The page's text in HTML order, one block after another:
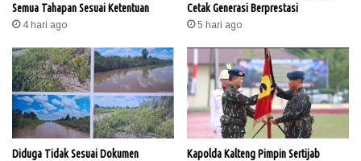
Semua Tahapan Sesuai Ketentuan
4 hari ago
Cetak Generasi Berprestasi
5 hari ago
Diduga Tidak Sesuai Dokumen
Kapolda Kalteng Pimpin Sertijab